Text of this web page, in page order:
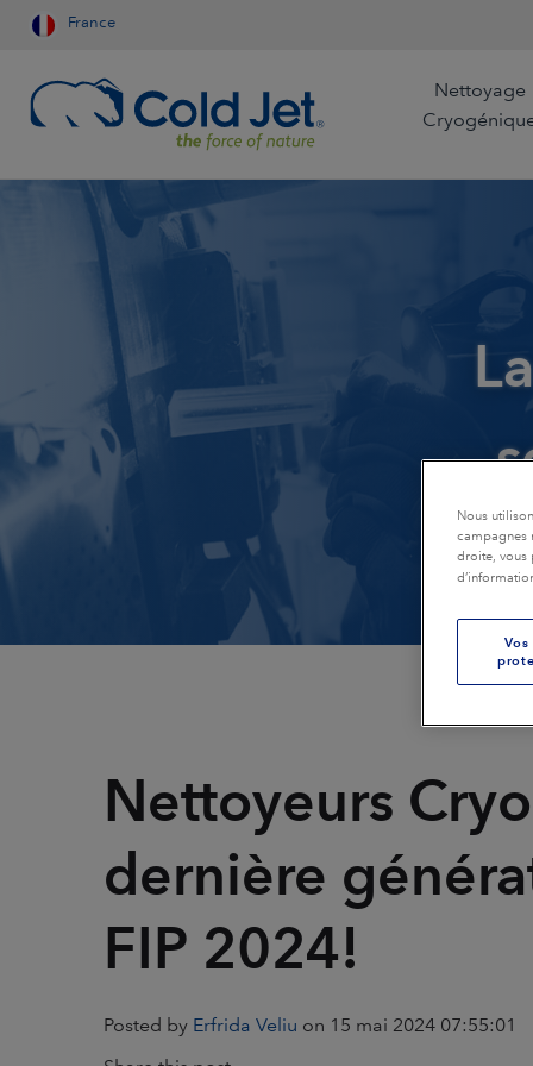
France
Nettoyage
Aérospatiale et Aviation
Entreprises de nettoyage Industrie du bois
Agroalimentaire
Fabrication de dispositifs
Plastiques et
Production d’électricité
assainissement
Caoutchouc et pneus Textiles
Refroidissement pour
Sciences de la Vie
Nettoyeurs
dernière
FIP 2024!
Posted by Erfrida Veliu on 15 mai 2024 07:55:01
Nous
campagnes
droite, vous